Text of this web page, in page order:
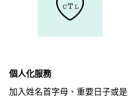
個人化服務
加入姓名首字母、重要日子或是